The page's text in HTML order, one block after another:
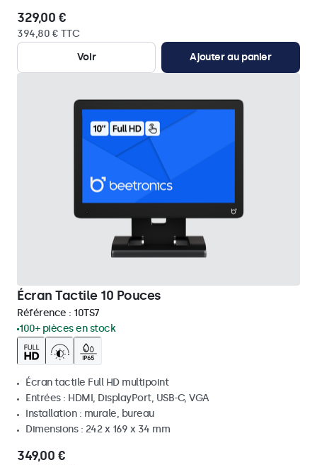
329,00 €
394,80 € TTC
Voir
Ajouter au panier
Écran Tactile 10 Pouces
Référence : 10TS7
100+ pièces en stock
Écran tactile Full HD multipoint
Entrées : HDMI, DisplayPort, USB-C, VGA
Installation : murale, bureau
Dimensions : 242 x 169 x 34 mm
349,00 €